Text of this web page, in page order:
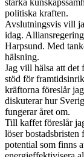
stärka
politiska kraften.
Avslutningsvis vill
idag.
Harpsund. Med
hälsning.
Jag vill hälsa att det
stöd för
kräftorna föreslår
diskuterar hur
fungerar året om.
Till kaffet föreslår
löser bostadsbristen
potential som finns